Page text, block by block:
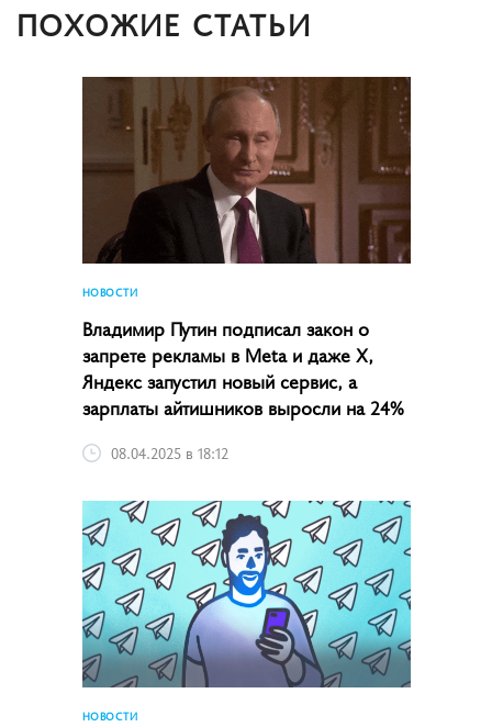
ПОХОЖИЕ СТАТЬИ
НОВОСТИ
Владимир Путин подписал закон о
запрете рекламы в Meta и даже X,
Яндекс запустил новый сервис, а
зарплаты айтишников выросли на 24%
08.04.2025 в 18:12
НОВОСТИ